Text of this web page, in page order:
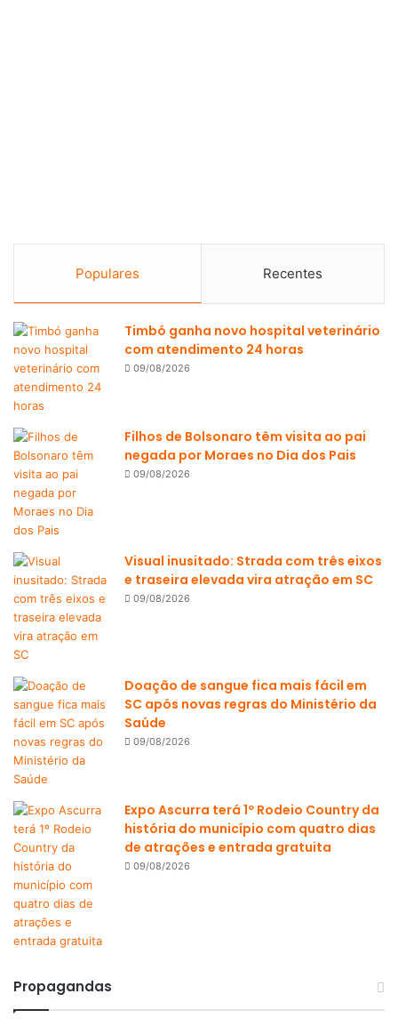
Populares Recentes
Timbó ganha novo hospital veterinário
com atendimento 24 horas
09/08/2026
Filhos de Bolsonaro têm visita ao pai
negada por Moraes no Dia dos Pais
09/08/2026
Visual inusitado: Strada com três eixos
e traseira elevada vira atração em SC
09/08/2026
Doação de sangue fica mais fácil em
SC após novas regras do Ministério da
Saúde
09/08/2026
Expo Ascurra terá 1º Rodeio Country da
história do município com quatro dias
de atrações e entrada gratuita
09/08/2026
Propagandas